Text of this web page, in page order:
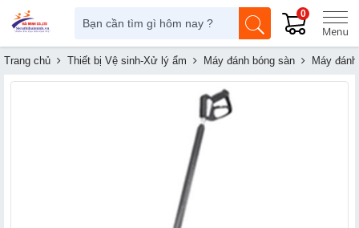
0
Trang chủ Thiết bị Vệ sinh-Xử lý ẩm Máy đánh bóng sàn Máy